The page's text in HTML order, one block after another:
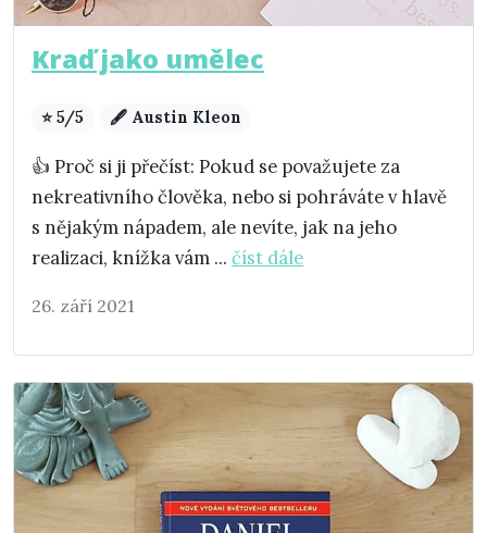
Kraď jako umělec
⭐ 5/5 🖋️ Austin Kleon
👍 Proč si ji přečíst: Pokud se považujete za
nekreativního člověka, nebo si pohráváte v hlavě
s nějakým nápadem, ale nevíte, jak na jeho
realizaci, knížka vám ... číst dále
26. září 2021